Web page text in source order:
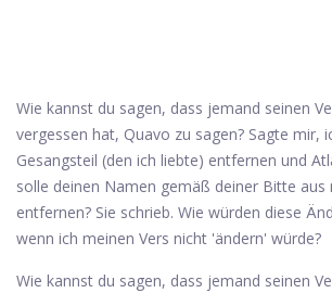
Wie kannst du sagen, dass jemand seinen
vergessen hat, Quavo zu sagen? Sagte mir,
Gesangsteil (den ich liebte) entfernen und
solle deinen Namen gemäß deiner Bitte aus
entfernen? Sie schrieb. Wie würden diese
wenn ich meinen Vers nicht 'ändern' würde?
Wie kannst du sagen, dass jemand seinen